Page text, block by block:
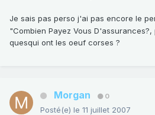
Je sais pas perso j'ai pas encore le
"Combien Payez Vous
quesqui ont les oeuf corses ?
Morgan 0
Posté(e) le 11 juillet 2007